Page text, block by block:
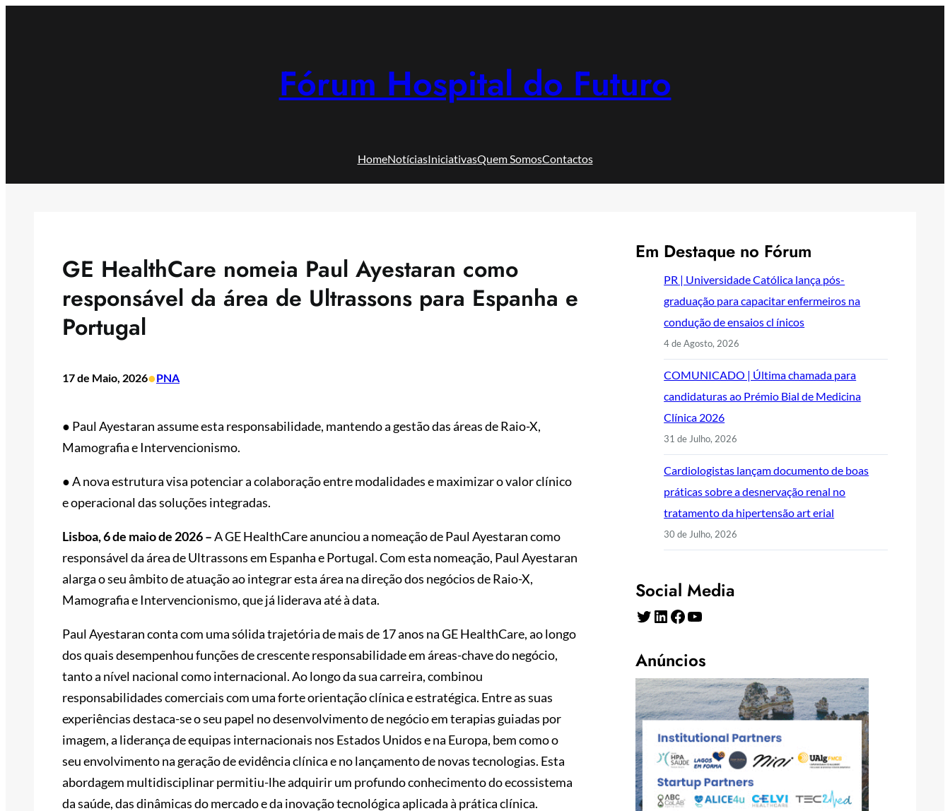
Fórum Hospital do Futuro
HomeNotíciasIniciativasQuem SomosContactos
GE HealthCare nomeia Paul Ayestaran como
responsável da área de Ultrassons para Espanha e
Portugal
17 de Maio, 2026•PNA
● Paul Ayestaran assume esta responsabilidade, mantendo a gestão das áreas de Raio-X,
Mamografia e Intervencionismo.
● A nova estrutura visa potenciar a colaboração entre modalidades e maximizar o valor clínico
e operacional das soluções integradas.
Lisboa, 6 de maio de 2026 –A GE HealthCare anunciou a nomeação de Paul Ayestaran como
responsável da área de Ultrassons em Espanha e Portugal. Com esta nomeação, Paul Ayestaran
alarga o seu âmbito de atuação ao integrar esta área na direção dos negócios de Raio-X,
Mamografia e Intervencionismo, que já liderava até à data.
Paul Ayestaran conta com uma sólida trajetória de mais de 17 anos na GE HealthCare, ao longo
dos quais desempenhou funções de crescente responsabilidade em áreas-chave do negócio,
tanto a nível nacional como internacional. Ao longo da sua carreira, combinou
responsabilidades comerciais com uma forte orientação clínica e estratégica. Entre as suas
experiências destaca-se o seu papel no desenvolvimento de negócio em terapias guiadas por
imagem, a liderança de equipas internacionais nos Estados Unidos e na Europa, bem como o
seu envolvimento na geração de evidência clínica e no lançamento de novas tecnologias. Esta
abordagem multidisciplinar permitiu-lhe adquirir um profundo conhecimento do ecossistema
da saúde, das dinâmicas do mercado e da inovação tecnológica aplicada à prática clínica.
Em Destaque no Fórum
PR | Universidade Católica lança pós-
graduação para capacitar enfermeiros na
condução de ensaios cl ínicos
4 de Agosto, 2026
COMUNICADO | Última chamada para
candidaturas ao Prémio Bial de Medicina
Clínica 2026
31 de Julho, 2026
Cardiologistas lançam documento de boas
práticas sobre a desnervação renal no
tratamento da hipertensão art erial
30 de Julho, 2026
Social Media
Twitter LinkedIn Facebook YouTube
Anúncios